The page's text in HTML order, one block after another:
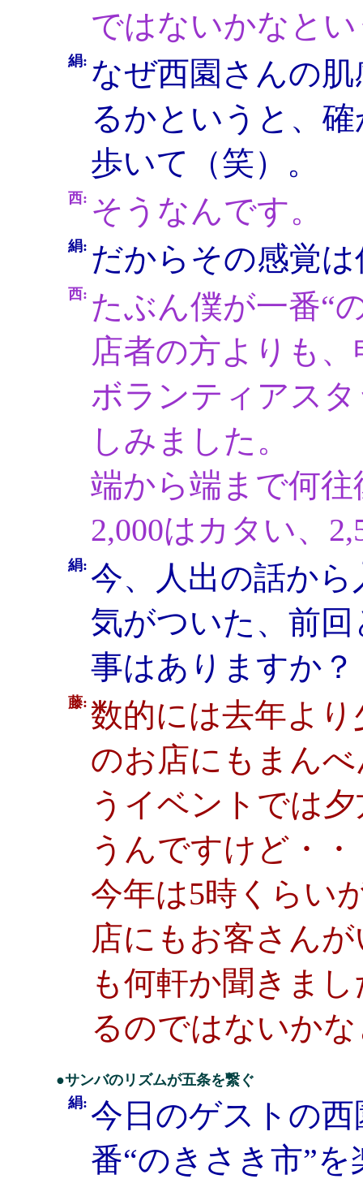
ではないかなと
絹: なぜ西園さんの
るかというと、
歩いて（笑）。
西: そうなんです。
絹: だからその感覚
西: たぶん僕が一番“
店者の方よりも
ボランティアス
しみました。
端から端まで何
2,000はカタい、
絹: 今、人出の話か
気がついた、前
事はありますか？
藤: 数的には去年よ
のお店にもまん
うイベントでは
うんですけど・・
今年は5時くらい
店にもお客さん
も何軒か聞きま
るのではないか
●サンバのリズムが五条を繋ぐ
絹: 今日のゲストの
番“のきさき市”